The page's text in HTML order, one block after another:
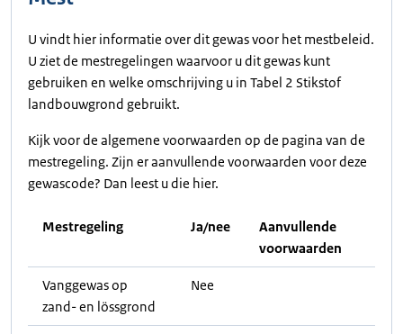
U vindt hier informatie over dit gewas voor het mestbeleid.
U ziet de mestregelingen waarvoor u dit gewas kunt
gebruiken en welke omschrijving u in Tabel 2 Stikstof
landbouwgrond gebruikt.
Kijk voor de algemene voorwaarden op de pagina van de
mestregeling. Zijn er aanvullende voorwaarden voor deze
gewascode? Dan leest u die hier.
Mestregeling Ja/nee
Aanvullende
voorwaarden
Vanggewas op
zand- en lössgrond
Nee